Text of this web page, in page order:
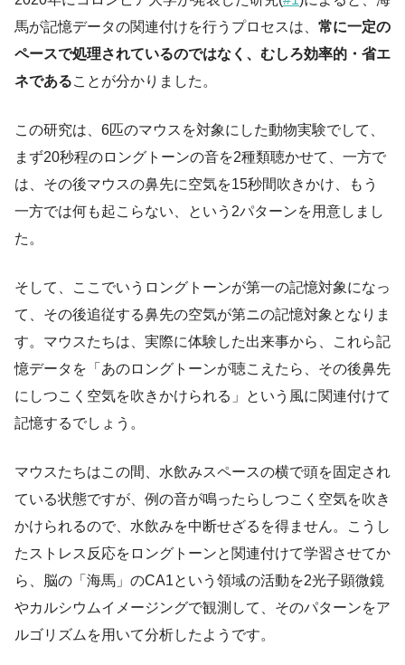
馬が記憶データの関連付けを行うプロセスは、 常に一定の
ペースで処理されているのではなく、むしろ効率的・省エ
ネであることが分かりました。
この研究は、6匹のマウスを対象にした動物実験でして、
まず20秒程のロングトーンの音を2種類聴かせて、一方で
は、その後マウスの鼻先に空気を15秒間吹きかけ、もう
一方では何も起こらない、という2パターンを用意しまし
た。
そして、ここでいうロングトーンが第一の記憶対象になっ
て、その後追従する鼻先の空気が第ニの記憶対象となりま
す。マウスたちは、実際に体験した出来事から、これら記
憶データを「あのロングトーンが聴こえたら、その後鼻先
にしつこく空気を吹きかけられる」という風に関連付けて
記憶するでしょう。
マウスたちはこの間、水飲みスペースの横で頭を固定され
ている状態ですが、例の音が鳴ったらしつこく空気を吹き
かけられるので、水飲みを中断せざるを得ません。こうし
たストレス反応をロングトーンと関連付けて学習させてか
ら、脳の「海馬」のCA1という領域の活動を2光子顕微鏡
やカルシウムイメージングで観測して、そのパターンをア
ルゴリズムを用いて分析したようです。